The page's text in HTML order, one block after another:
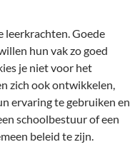
leerkrachten. Goede
hun vak zo goed
je niet voor het
zich ook ontwikkelen,
ervaring te gebruiken en
schoolbestuur of een
beleid te zijn.